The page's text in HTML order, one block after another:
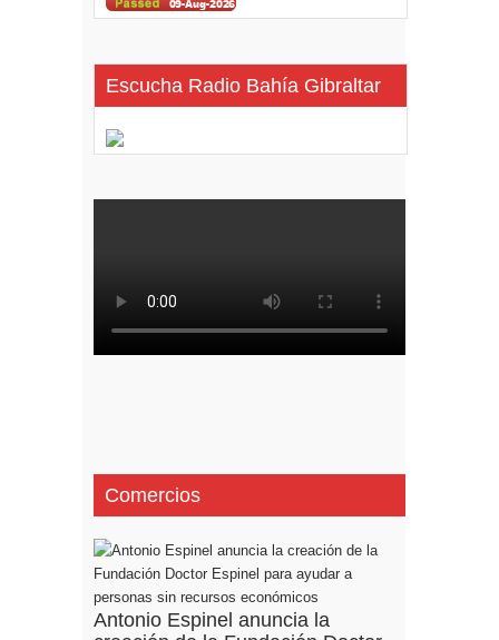
Escucha Radio Bahía Gibraltar
Comercios
Antonio Espinel anuncia la